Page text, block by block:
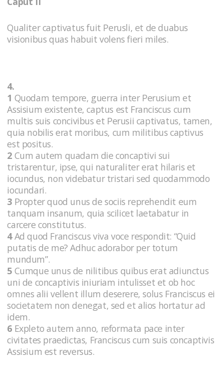
Qualiter captivatus fuit Perusli, et de duabus
visionibus quas habuit volens fieri miles.
4.
1 Quodam tempore, guerra inter Perusium et
Assisium existente, captus est Franciscus cum
multis suis concivibus et Perusii captivatus, tamen,
quia nobilis erat moribus, cum militibus captivus
est positus.
2 Cum autem quadam die concaptivi sui
tristarentur, ipse, qui naturaliter erat hilaris et
iocundus, non videbatur tristari sed quodammodo
iocundari.
3 Propter quod unus de sociis reprehendit eum
tanquam insanum, quia scilicet laetabatur in
carcere constitutus.
4Ad quod Franciscus viva voce respondit: “Quid
putatis de me? Adhuc adorabor per totum
mundum”.
5 Cumque unus de nilitibus quibus erat adiunctus
uni de concaptivis iniuriam intulisset et ob hoc
omnes alii vellent illum deserere, solus Franciscus ei
societatem non denegat, sed et alios hortatur ad
idem.
6 Expleto autem anno, reformata pace inter
civitates praedictas, Franciscus cum suis concaptivis
Assisium est reversus.